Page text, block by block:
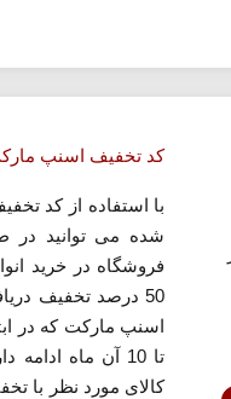
کد تخفیف اسنپ
با استفاده از کد
شده می توانید در
فروشگاه در خرید
50 درصد تخفیف
اسنپ مارکت که در
تا 10 آن ماه
کالای مورد نظر با